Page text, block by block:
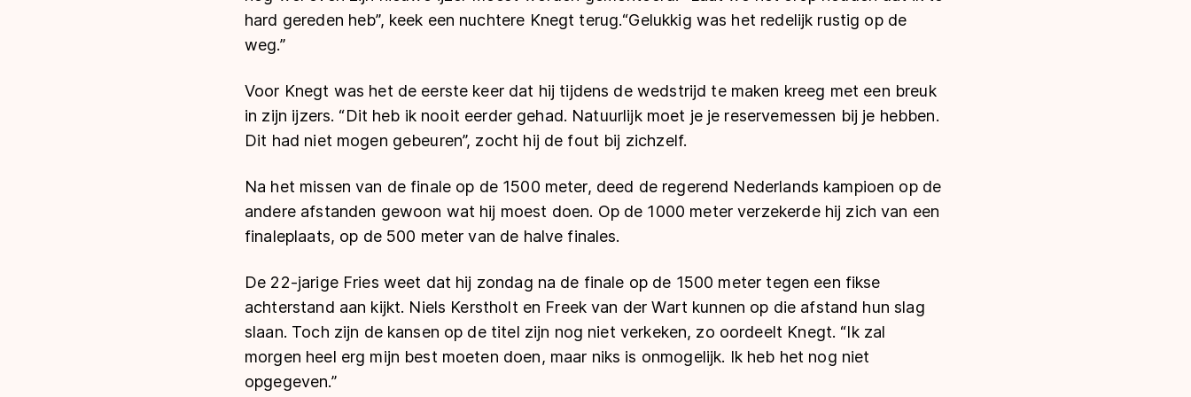
hard gereden heb”, keek een nuchtere Knegt terug.“Gelukkig was het redelijk rustig op de
weg.”
Voor Knegt was het de eerste keer dat hij tijdens de wedstrijd te maken kreeg met een breuk
in zijn ijzers. “Dit heb ik nooit eerder gehad. Natuurlijk moet je je reservemessen bij je hebben.
Dit had niet mogen gebeuren”, zocht hij de fout bij zichzelf.
Na het missen van de finale op de 1500 meter, deed de regerend Nederlands kampioen op de
andere afstanden gewoon wat hij moest doen. Op de 1000 meter verzekerde hij zich van een
finaleplaats, op de 500 meter van de halve finales.
De 22-jarige Fries weet dat hij zondag na de finale op de 1500 meter tegen een fikse
achterstand aan kijkt. Niels Kerstholt en Freek van der Wart kunnen op die afstand hun slag
slaan. Toch zijn de kansen op de titel zijn nog niet verkeken, zo oordeelt Knegt. “Ik zal
morgen heel erg mijn best moeten doen, maar niks is onmogelijk. Ik heb het nog niet
opgegeven.”